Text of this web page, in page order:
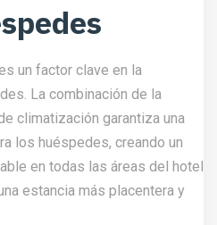
un factor clave en la
La combinación de la
climatización garantiza una
los huéspedes, creando un
en todas las áreas del hotel
estancia más placentera y